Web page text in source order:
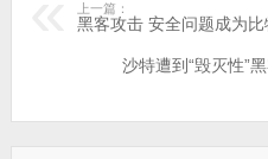
上一篇：
黑客攻击 安全问题成为
沙特遭到“毁灭性”